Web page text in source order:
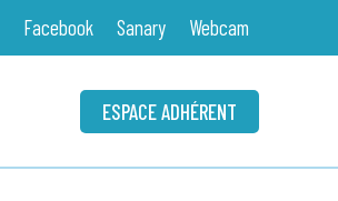
Facebook Sanary Webcam
ESPACE ADHÉRENT